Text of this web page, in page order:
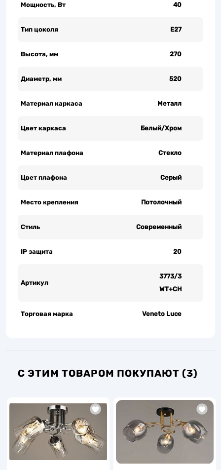
Мощность, Вт 40
Тип цоколя Е27
Высота, мм 270
Диаметр, мм 520
Материал каркаса Металл
Цвет каркаса Белый/Хром
Материал плафона Стекло
Цвет плафона Серый
Место крепления Потолочный
Стиль Современный
IP защита 20
Артикул
3773/3
WT+CH
Торговая марка Veneto Luce
С ЭТИМ ТОВАРОМ ПОКУПАЮТ (3)